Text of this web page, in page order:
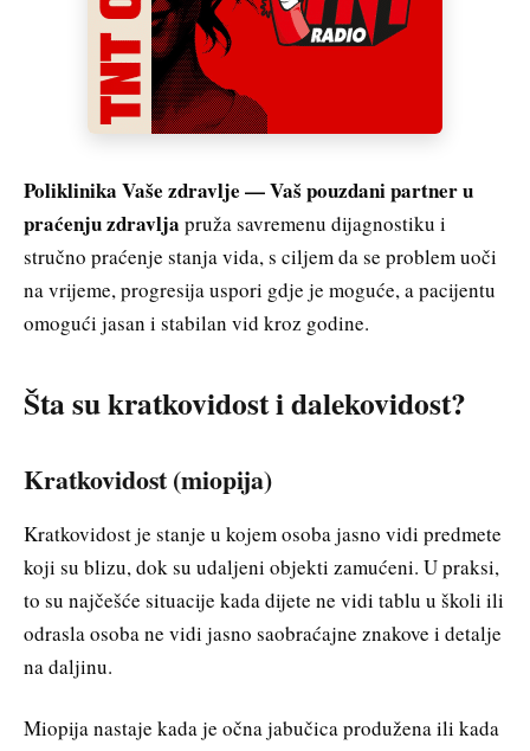
Poliklinika Vaše zdravlje — Vaš pouzdani partner u
praćenju zdravlja pruža savremenu dijagnostiku i
stručno praćenje stanja vida, s ciljem da se problem uoči
na vrijeme, progresija uspori gdje je moguće, a pacijentu
omogući jasan i stabilan vid kroz godine.
Šta su kratkovidost i dalekovidost?
Kratkovidost (miopija)
Kratkovidost je stanje u kojem osoba jasno vidi predmete
koji su blizu, dok su udaljeni objekti zamućeni. U praksi,
to su najčešće situacije kada dijete ne vidi tablu u školi ili
odrasla osoba ne vidi jasno saobraćajne znakove i detalje
na daljinu.
Miopija nastaje kada je očna jabučica produžena ili kada